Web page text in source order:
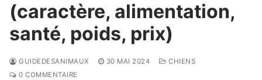
(caractère, alimentation,
santé, poids, prix)
GUIDEDESANIMAUX 30 MAI 2024
CHIENS
0 COMMENTAIRE